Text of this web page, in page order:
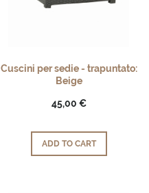
Cuscini per sedie - trapuntato:
Beige
45,00 €
ADD TO CART